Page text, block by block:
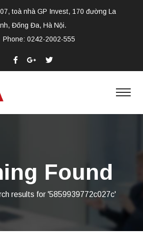
toà nhà GP Invest, 170 đường La
Đống Đa, Hà Nội.
Phone: 0242-2002-555​
Found
results for '5859939772c027c'